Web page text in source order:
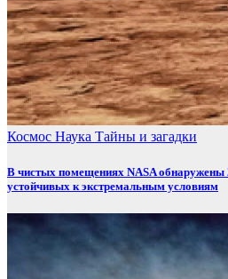
Космос Наука Тайны и загадки
В чистых помещениях NASA обнаружены
устойчивых к экстремальным условиям